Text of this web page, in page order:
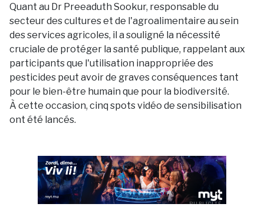
Quant au Dr Preeaduth Sookur, responsable du
secteur des cultures et de l'agroalimentaire au sein
des services agricoles, il a souligné la nécessité
cruciale de protéger la santé publique, rappelant aux
participants que l'utilisation inappropriée des
pesticides peut avoir de graves conséquences tant
pour le bien-être humain que pour la biodiversité.
À cette occasion, cinq spots vidéo de sensibilisation
ont été lancés.
PUBLICITÉ